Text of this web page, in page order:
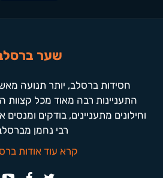
שער
חסידות ברסלב, יותר תנועה
התעניינות רבה מאוד מכל קצוות
וחילונים מתעניינים, בודקים
רבי נחמן
קרא עוד אודות